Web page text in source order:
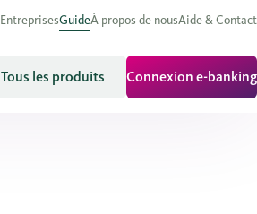
EntreprisesGuideÀ propos de nousAide & Contact
Tous les produits Connexion e-banking